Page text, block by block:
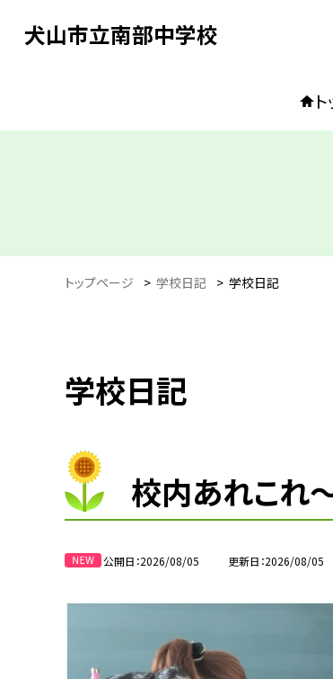
犬山市立南部中学校
トップページ > 学校日記 > 学校日記
学校日記
校内あれこれ
公開日 2026/08/05 更新日 2026/08/05